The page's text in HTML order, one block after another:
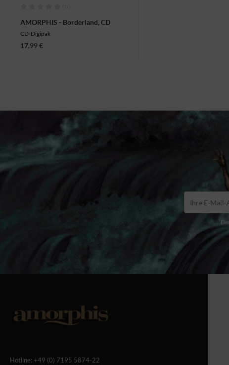
AMORPHIS - Borderland, CD
CD-Digipak
17,99 €
Hotline: +49 (0) 7195 5874-22